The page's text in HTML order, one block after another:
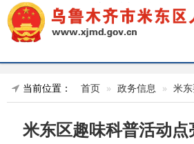
当前位置： 首页 政务信息 米
米东区趣味科普活动点